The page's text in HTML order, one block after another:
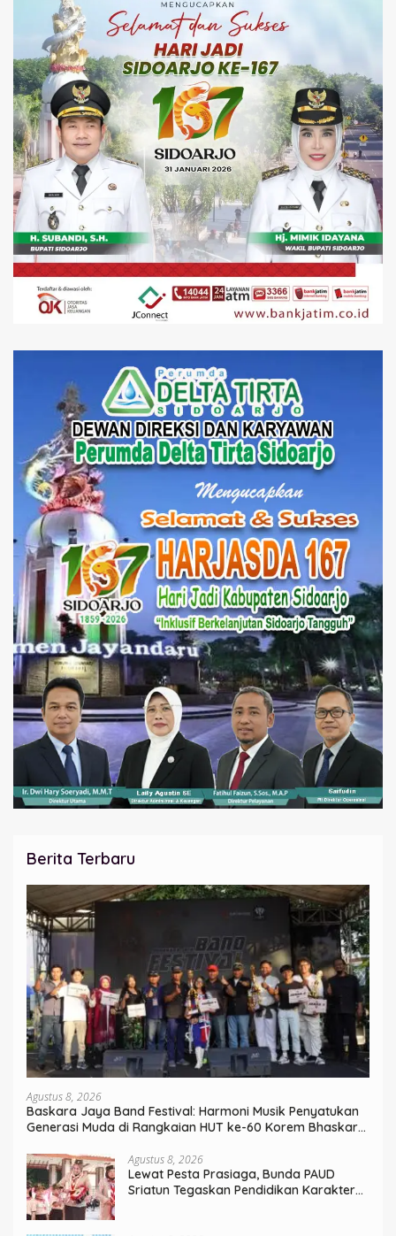
Berita Terbaru
Agustus 8, 2026
Baskara Jaya Band Festival: Harmoni Musik Penyatukan
Generasi Muda di Rangkaian HUT ke-60 Korem Bhaskara
Agustus 8, 2026
Lewat Pesta Prasiaga, Bunda PAUD
Sriatun Tegaskan Pendidikan Karakter